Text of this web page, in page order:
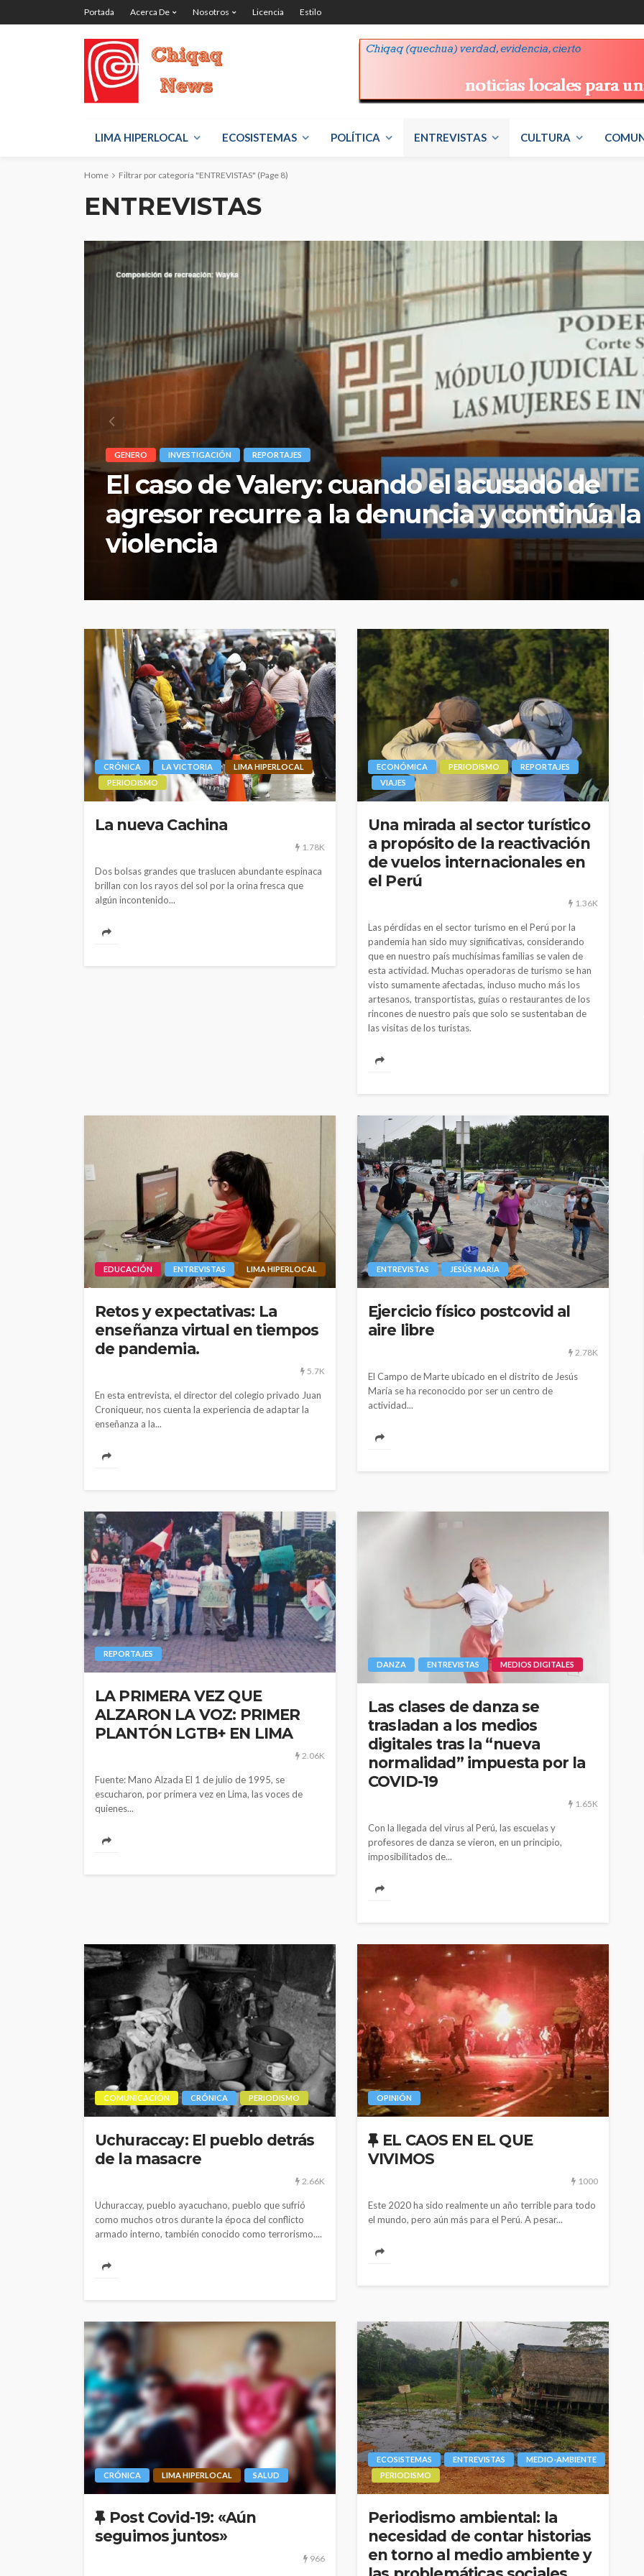
Portada Acerca De Nosotros Licencia Estilo
LIMA HIPERLOCAL ECOSISTEMAS POLÍTICA ENTREVISTAS CULTURA
Home Filtrar por categoría "ENTREVISTAS" (Page 8)
ENTREVISTAS
PERIODISMO REPORTAJES
Repsol: una trabajadora lactante denuncia
maltrato y otra embarazada fue despedida
CRÓNICA LA VICTORIA
LIMA HIPERLOCAL
PERIODISMO
La nueva Cachina
1.78K
Dos bolsas grandes que traslucen abundante espinaca
brillan con los rayos del sol por la orina fresca que
algún incontenido...
ECONÓMICA PERIODISMO
REPORTAJES
VIAJES
Una mirada al sector turístico
a propósito de la reactivación
de vuelos internacionales en
el Perú
1.36K
Las pérdidas en el sector turismo en el Perú por la
pandemia han sido muy significativas, considerando
que en nuestro país muchísimas familias se valen de
esta actividad. Muchas operadoras de turismo se han
visto sumamente afectadas, incluso mucho más los
artesanos, transportistas, guías o restaurantes de los
rincones de nuestro país que solo se sustentaban de
las visitas de los turistas.
EDUCACIÓN ENTREVISTAS LIMA HIPERLOCAL
Retos y expectativas: La
enseñanza virtual en tiempos
de pandemia.
5.7K
En esta entrevista, el director del colegio privado Juan
Croniqueur, nos cuenta la experiencia de adaptar la
enseñanza a la...
ENTREVISTAS JESÚS MARÍA
Ejercicio físico postcovid al
aire libre
2.78K
El Campo de Marte ubicado en el distrito de Jesús
María se ha reconocido por ser un centro de
actividad...
REPORTAJES
LA PRIMERA VEZ QUE
ALZARON LA VOZ: PRIMER
PLANTÓN LGTB+ EN LIMA
2.06K
Fuente: Mano Alzada El 1 de julio de 1995, se
escucharon, por primera vez en Lima, las voces de
quienes...
DANZA ENTREVISTAS MEDIOS DIGITALES
Las clases de danza se
trasladan a los medios
digitales tras la “nueva
normalidad” impuesta por la
COVID-19
1.65K
Con la llegada del virus al Perú, las escuelas y
profesores de danza se vieron, en un principio,
imposibilitados de...
COMUNICACIÓN CRÓNICA PERIODISMO
Uchuraccay: El pueblo detrás
de la masacre
2.66K
Uchuraccay, pueblo ayacuchano, pueblo que sufrió
como muchos otros durante la época del conflicto
armado interno, también conocido como terrorismo....
OPINIÓN
EL CAOS EN EL QUE
VIVIMOS
1000
Este 2020 ha sido realmente un año terrible para todo
el mundo, pero aún más para el Perú. A pesar...
CRÓNICA LIMA HIPERLOCAL SALUD
Post Covid-19: «Aún
seguimos juntos»
966
ECOSISTEMAS ENTREVISTAS
MEDIO-AMBIENTE
PERIODISMO
Periodismo ambiental: la
necesidad de contar historias
en torno al medio ambiente y
Periodistas de TV Perú son
1.11K
CULTURA INNOVACIÓN TEATRO
El público como
protagonista en la
revitalización del teatro
peruano post pandemia